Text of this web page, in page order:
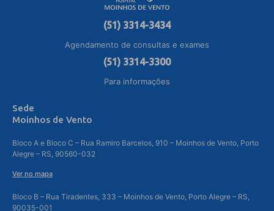
(51) 3314-3434
Agendamento de consultas e exames
(51) 3314-3300
Para informações
Sede
Moinhos de Vento
Bloco A e Bloco C – Rua Ramiro Barcelos, 910 – Moinhos de Vento, Porto
Alegre – RS, 90560-032
Ver no mapa
Bloco B – Rua Tiradentes, 333 – Moinhos de Vento, Porto Alegre – RS,
90035-001